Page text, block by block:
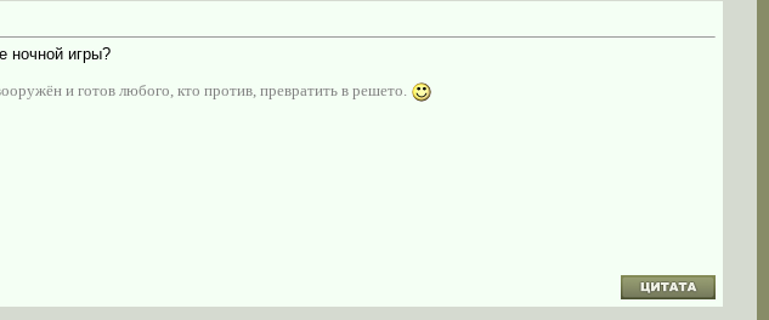
ночной игры?
и готов любого, кто против, превратить в решето.